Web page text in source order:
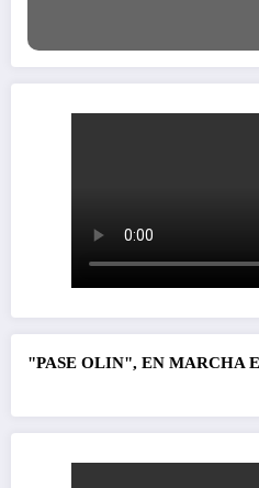
"PASE OLIN", EN MARCHA